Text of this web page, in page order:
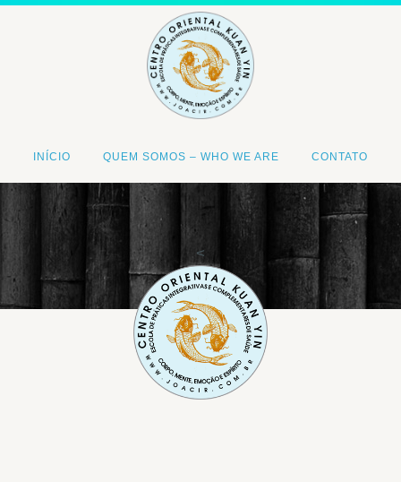
INÍCIO QUEM SOMOS – WHO WE ARE CONTATO
<